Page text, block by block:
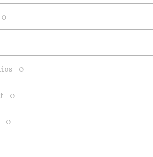
0
0
0
0